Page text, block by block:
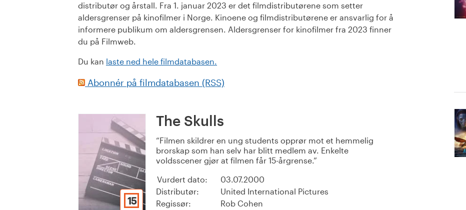
distributør og årstall. Fra 1. januar 2023 er det filmdistributørene som setter
aldersgrenser på kinofilmer i Norge. Kinoene og filmdistributørene er ansvarlig for å
informere publikum om aldersgrensen. Aldersgrenser for kinofilmer fra 2023 finner
du på Filmweb.
Du kan laste ned hele filmdatabasen.
Abonnér på filmdatabasen (RSS)
15
The Skulls
Filmen skildrer en ung students opprør mot et hemmelig
brorskap som han selv har blitt medlem av. Enkelte
voldsscener gjør at filmen får 15-årgrense.
Vurdert dato:
03.07.2000
Distributør:
United International Pictures
Regissør:
Rob Cohen